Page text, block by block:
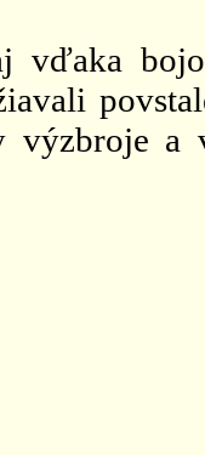
vďaka
výzbroje